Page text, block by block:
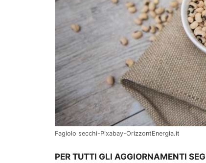
Fagiolo secchi-Pixabay-OrizzontEnergia.it
PER TUTTI GLI AGGIORNAMENTI